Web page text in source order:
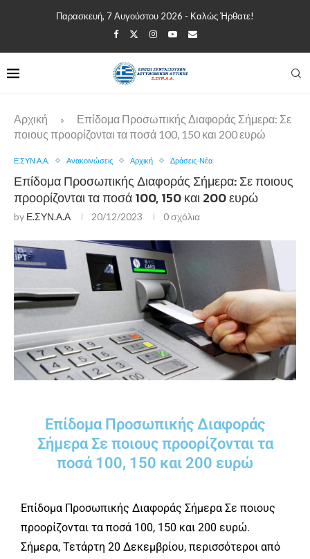
Παρασκευή, 7 Αυγούστου 2026 - Καλώς Ήρθατε!
Αρχική »
Επίδομα Προσωπικής Διαφοράς Σήμερα: Σε
ποιους προορίζονται τα ποσά 100, 150 και 200 ευρώ
Ε.ΣΥΝ.Α.Α. Ανακοινώσεις Αρχική Δράσεις-Νέα
Επίδομα Προσωπικής Διαφοράς Σήμερα: Σε ποιους
προορίζονται τα ποσά 100, 150 και 200 ευρώ
by Ε.ΣΥΝ.Α.Α 20/12/2023 0 σχόλια
Επίδομα Προσωπικής Διαφοράς
Σήμερα Σε ποιους προορίζονται τα
ποσά 100, 150 και 200 ευρώ
Επίδομα Προσωπικής Διαφοράς Σήμερα Σε ποιους
προορίζονται τα ποσά 100, 150 και 200 ευρώ.
Σήμερα, Τετάρτη 20 Δεκεμβρίου, περισσότεροι από